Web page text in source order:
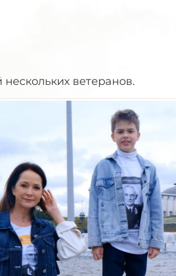
ветеранов.